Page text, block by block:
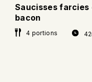
Saucisses farcies
bacon
4 portions